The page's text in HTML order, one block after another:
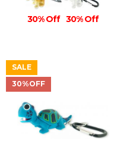
30% Off 30% Off
SALE
30%OFF